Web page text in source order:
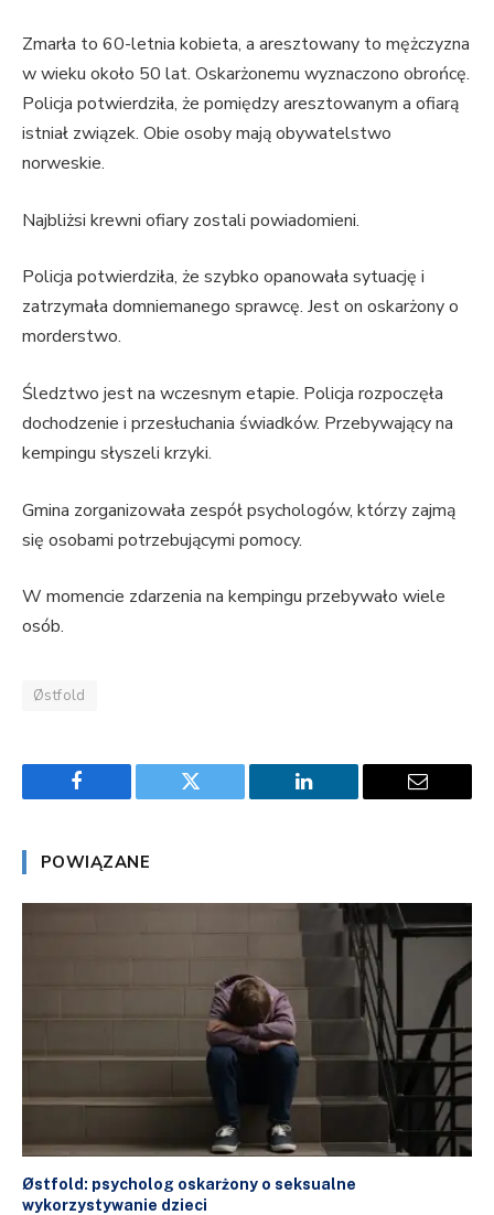
Zmarła to 60-letnia kobieta, a aresztowany to mężczyzna
w wieku około 50 lat. Oskarżonemu wyznaczono obrońcę.
Policja potwierdziła, że pomiędzy aresztowanym a ofiarą
istniał związek. Obie osoby mają obywatelstwo
norweskie.
Najbliżsi krewni ofiary zostali powiadomieni.
Policja potwierdziła, że ​​szybko opanowała sytuację i
zatrzymała domniemanego sprawcę. Jest on oskarżony o
morderstwo.
Śledztwo jest na wczesnym etapie. Policja rozpoczęła
dochodzenie i przesłuchania świadków. Przebywający na
kempingu słyszeli krzyki.
Gmina zorganizowała zespół psychologów, którzy zajmą
się osobami potrzebującymi pomocy.
W momencie zdarzenia na kempingu przebywało wiele
osób.
Østfold
Facebook Twitter LinkedIn Email
POWIĄZANE
Østfold: psycholog oskarżony o seksualne
wykorzystywanie dzieci